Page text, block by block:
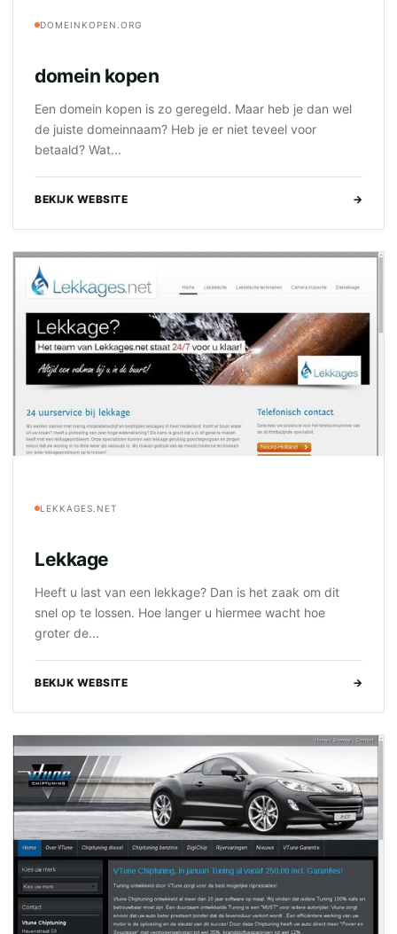
DOMEINKOPEN.ORG
domein kopen
Een domein kopen is zo geregeld. Maar heb je dan wel
de juiste domeinnaam? Heb je er niet teveel voor
betaald? Wat...
BEKIJK WEBSITE →
LEKKAGES.NET
Lekkage
Heeft u last van een lekkage? Dan is het zaak om dit
snel op te lossen. Hoe langer u hiermee wacht hoe
groter de...
BEKIJK WEBSITE →